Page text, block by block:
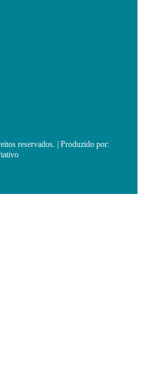
reservados. | Produzido por: